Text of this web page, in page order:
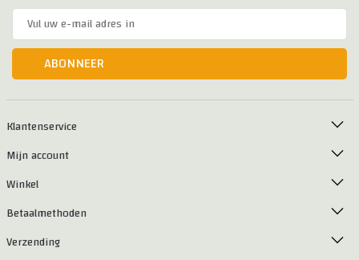
ABONNEER
Klantenservice
Mijn account
Winkel
Betaalmethoden
Verzending